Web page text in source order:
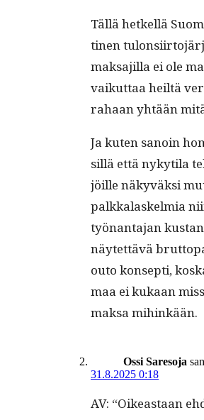
Täl­lä het­kel­lä
ti­nen
mak­sajil­la ei ole
vaikut­taa heiltä
rahaan yhtään
Ja kuten sanoin
sil­lä että nykyti­la
jöille näkyväk­si
palkkalaskelmia
työ­nan­ta­jan
näytet­tävä
outo kon­sep­ti,
maa ei kukaan
mak­sa mihinkään.
Ossi Saresoja
31.8.2025 0:18
AV: “Oikeas­t­aan